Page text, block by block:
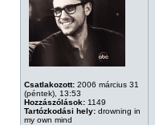
Csatlakozott: 2006 március 31
(péntek), 13:53
Hozzászólások: 1149
Tartózkodási hely: drowning in
my own mind